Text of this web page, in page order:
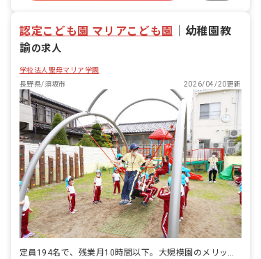
残業少なめ
認定こども園 マリアこども園
幼稚園教
諭の求人
学校法人聖母マリア学園
長野県/須坂市
2026/04/20更新